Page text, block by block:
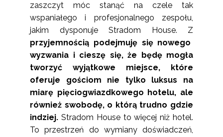
zaszczyt móc stanąć na czele tak
wspaniałego i profesjonalnego zespołu,
jakim dysponuje Stradom House. Z
przyjemnością podejmuję się nowego
wyzwania i cieszę się, że będę mogła
tworzyć wyjątkowe miejsce, które
oferuje gościom nie tylko luksus na
miarę pięciogwiazdkowego hotelu, ale
również swobodę, o którą trudno gdzie
indziej. Stradom House to więcej niż hotel.
To przestrzeń do wymiany doświadczeń,